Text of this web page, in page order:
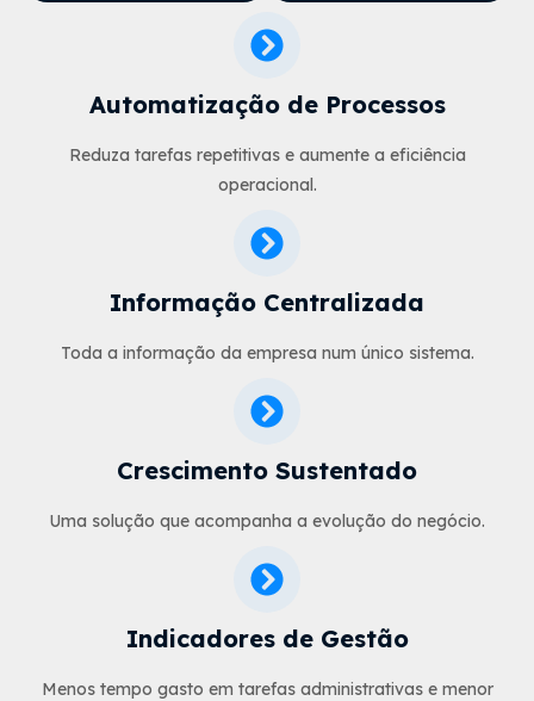
Automatização de Processos
Reduza tarefas repetitivas e aumente a eficiência
operacional.
Informação Centralizada
Toda a informação da empresa num único sistema.
Crescimento Sustentado
Uma solução que acompanha a evolução do negócio.
Indicadores de Gestão
Menos tempo gasto em tarefas administrativas e menor